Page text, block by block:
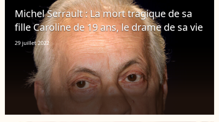
Michel Serrault : La mort tragique de sa
fille Caroline de 19 ans, le drame de sa vie
29 juillet 2022